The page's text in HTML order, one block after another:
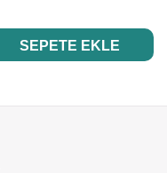
SEPETE EKLE